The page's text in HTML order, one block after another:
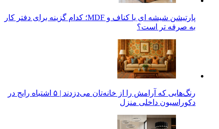
پارتیشن شیشه ای یا کناف و MDF؛ کدام گزینه برای دفتر کار
به صرفه تر است؟
رنگ‌هایی که آرامش را از خانه‌تان می‌دزدند | ۵ اشتباه رایج در
دکوراسیون داخلی منزل